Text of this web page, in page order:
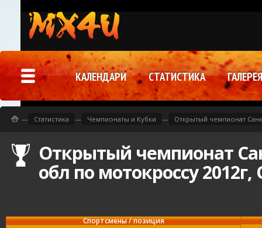
Открытый чемпионат
обл по мотокроссу 2012г,
Спортсмены / позиция
— Статистика — Чемпионаты и Кубки — Открытый чемпионат
КАЛЕНДАРИ СТАТИСТИКА ГАЛЕРЕЯ